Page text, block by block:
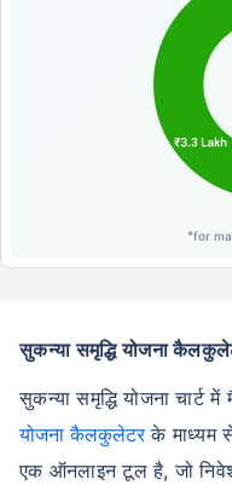
*for
सुकन्या समृद्धि योजना
सुकन्या समृद्धि योजना चार्ट में
योजना कैलकुलेटरके माध्यम
एक ऑनलाइन टूल है, जो